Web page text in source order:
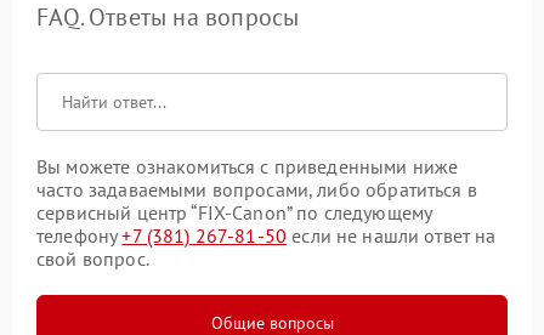
FAQ. Ответы на вопросы
Вы можете ознакомиться с приведенными ниже
часто задаваемыми вопросами, либо обратиться в
сервисный центр “FIX-Canon” по следующему
телефону+7 (381) 267-81-50 если не нашли ответ на
свой вопрос.
Общие вопросы